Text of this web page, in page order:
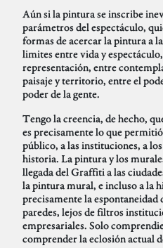
Aún si la pintura se inscribe
parámetros del espectáculo,
formas de acercar la pintura a
limites entre vida y
representación, entre
paisaje y territorio, entre el
poder de la gente.
Tengo la creencia, de hecho,
es precisamente lo que
público, a las instituciones, a
historia. La pintura y los
llegada del Graffiti a las
la pintura mural, e incluso a la
precisamente la espontaneidad
paredes, lejos de filtros
empresariales. Solo
comprender la eclosión actual